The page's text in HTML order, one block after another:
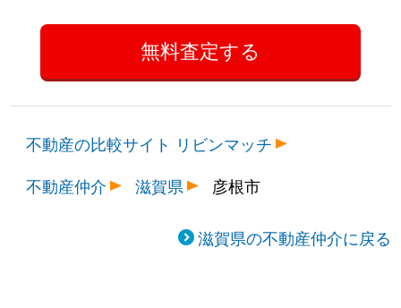
不動産の比較サイト リビンマッチ
不動産仲介
滋賀県 彦根市
滋賀県の不動産仲介に戻る